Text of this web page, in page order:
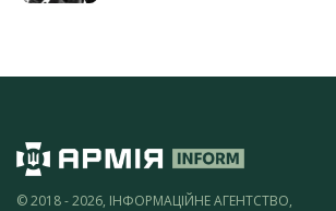
© 2018 - 2026, ІНФОРМАЦІЙНЕ АГЕНТСТВО,